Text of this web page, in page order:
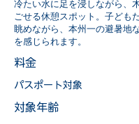
冷たい水に足を浸しながら、
ごせる休憩スポット。子ども
眺めながら、本州一の避暑地
を感じられます。
料金
パスポート対象
​対象年齢